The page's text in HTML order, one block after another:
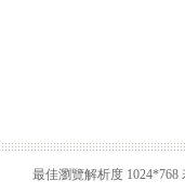
最佳瀏覽解析度